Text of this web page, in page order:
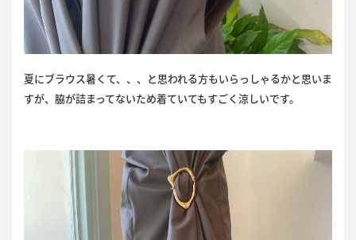
夏にブラウス暑くて、、、と思われる方もいらっしゃるかと思いま
すが、脇が詰まってないため着ていてもすごく涼しいです。